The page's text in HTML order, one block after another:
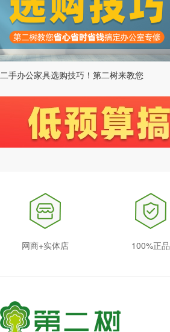
二手办公家具选购技巧！第二树来教您
网商+实体店 100%正品